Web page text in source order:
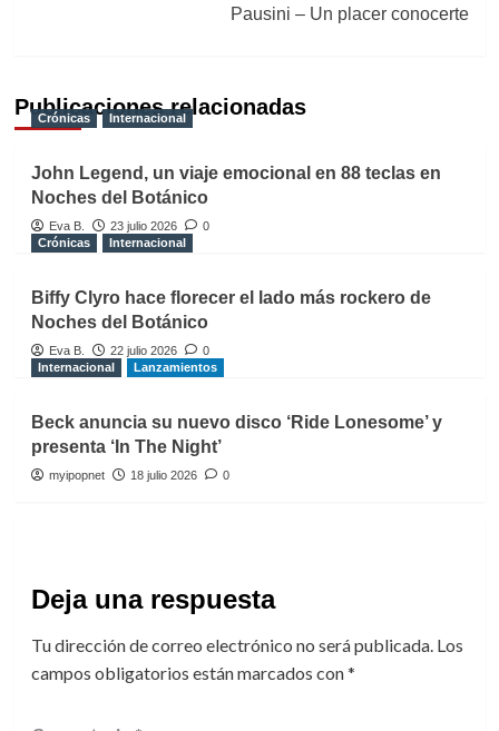
Pausini – Un placer conocerte
Publicaciones relacionadas
Crónicas Internacional
John Legend, un viaje emocional en 88 teclas en
Noches del Botánico
Eva B. 23 julio 2026
0
Crónicas
Internacional
Biffy Clyro hace florecer el lado más rockero de
Noches del Botánico
Eva B. 22 julio 2026
0
Internacional
Lanzamientos
Beck anuncia su nuevo disco ‘Ride Lonesome’ y
presenta ‘In The Night’
myipopnet 18 julio 2026 0
Deja una respuesta
Tu dirección de correo electrónico no será publicada. Los
campos obligatorios están marcados con*